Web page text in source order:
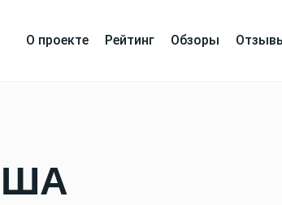
О проекте Рейтинг Обзоры